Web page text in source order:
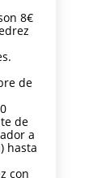
8€
de
de
a
hasta
con